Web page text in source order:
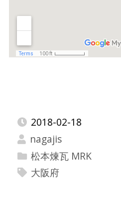
2018-02-18
nagajis
松本煉瓦 MRK
大阪府